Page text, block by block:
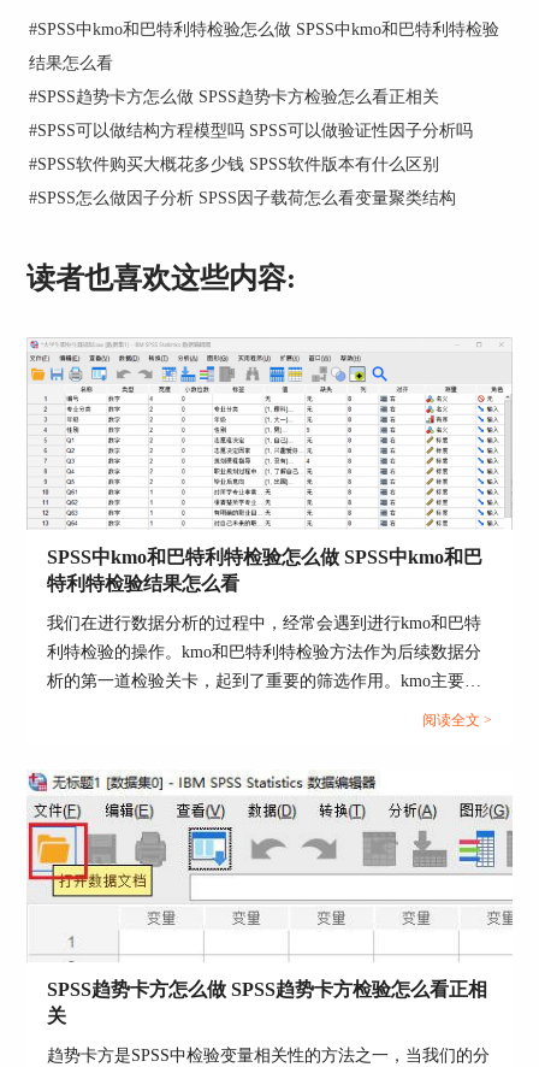
二、SPSS成分矩阵有空白数据
有时候分析得到的成分矩阵会有空白数据，原因可
能是变量之间的相关性联系比较低，所以给出了空
白数据，当然也有可能是其他一些原因，下面给大
时候，并没有对数据集中的缺失值进行处理，就会
据。
2.如果变量中的数据大部分都是一样的数据，重复
性数据过多，也会导致分析结果中空白数据的出
现。
3.在进行因子分析的时候，提取的因子数量过多或
者过少，都有可能导致成分矩阵中出现空白值。在
选择因子的时候，可以使用一些行之有效的方法，
选择因子的数量。
在进行因子分析之前一定要对数据集进行数据处
理，将一些缺失值、异常值全部剔除掉，只要在进
行数据分析之前，做好数据准备，才能在一定程度
上避免分析结果出现各种问题。
在SPSS对数据进行因子分析，就可以得到数据的成
分矩阵，不过有些小伙伴不知道具体的操作步骤，
下面给大家具体讲解。
1.打开SPSS，通过“导入数据”功能将数据集导入到
SPSS中，如下图。
#SPSS中kmo和巴特利特检验怎么做 SPSS中kmo和巴特利特检验
结果怎么看
#SPSS趋势卡方怎么做 SPSS趋势卡方检验怎么看正相关
#SPSS可以做结构方程模型吗 SPSS可以做验证性因子分析吗
#SPSS软件购买大概花多少钱 SPSS软件版本有什么区别
#SPSS怎么做因子分析 SPSS因子载荷怎么看变量聚类结构
读者也喜欢这些内容:
SPSS中kmo和巴特利特检验怎么做 SPSS中kmo和巴
特利特检验结果怎么看
我们在进行数据分析的过程中，经常会遇到进行kmo和巴特
利特检验的操作。kmo和巴特利特检验方法作为后续数据分
析的第一道检验关卡，起到了重要的筛选作用。kmo主要检
验的是变量间的偏相关性内容，主要反映数据样本是否可以
的相关性越强。而巴特利特检验的原理也是一致的，但是它
主要的检验方向侧重在检验变量间的矩阵是否是单位矩阵
（变量彼此之间是否独立）。下面以SPSS为例，给大家介绍
SPSS中kmo和巴特利特检验怎么做，SPSS中kmo和巴特利特
检验结果怎么看的具体内容。...
阅读全文 >
SPSS趋势卡方怎么做 SPSS趋势卡方检验怎么看正相
关
趋势卡方是SPSS中检验变量相关性的方法之一，当我们的分